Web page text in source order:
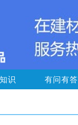
识 有问有答